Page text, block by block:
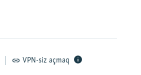
VPN-siz açmaq